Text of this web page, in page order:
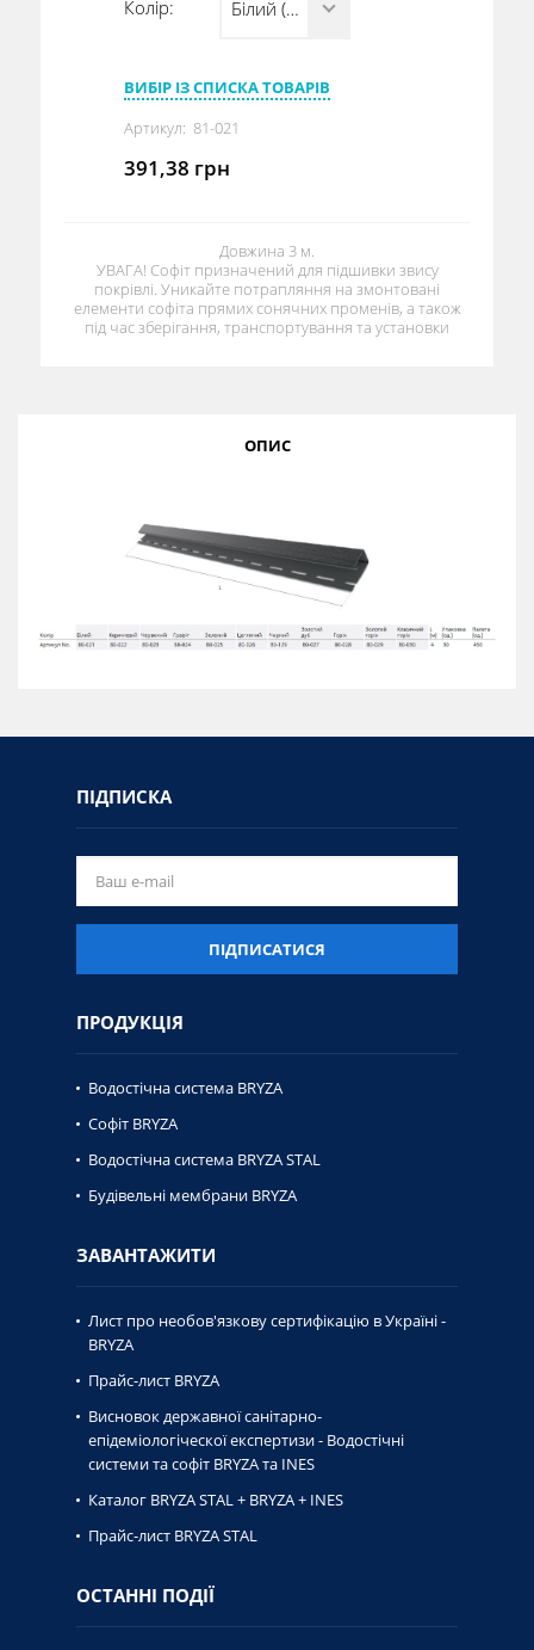
Колір: Білий (RAL 9010)
ВИБІР ІЗ СПИСКА ТОВАРІВ
Артикул: 81-021
391,38 грн
Довжина 3 м.
УВАГА! Софіт призначений для підшивки звису
покрівлі. Уникайте потрапляння на змонтовані
елементи софіта прямих сонячних променів, а також
під час зберігання, транспортування та установки
ОПИС
ПІДПИСКА
ПІДПИСАТИСЯ
ПРОДУКЦІЯ
Водостічна система BRYZA
Софіт BRYZA
Водостічна система BRYZA STAL
Будівельні мембрани BRYZA
ЗАВАНТАЖИТИ
Лист про необов'язкову сертифікацію в Україні -
BRYZA
Прайс-лист BRYZA
Висновок державної caнiтaрно-
епiдемiологiческої експертизи - Водостічні
системи та софіт BRYZA та INES
Каталог BRYZA STAL + BRYZA + INES
Прайс-лист BRYZA STAL
ОСТАННІ ПОДІЇ